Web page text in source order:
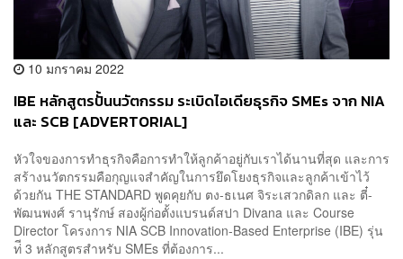
10 มกราคม 2022
IBE หลักสูตรปั้นนวัตกรรม ระเบิดไอเดียธุรกิจ SMEs จาก NIA
และ SCB [ADVERTORIAL]
หัวใจของการทำธุรกิจคือการทำให้ลูกค้าอยู่กับเราได้นานที่สุด และการ
สร้างนวัตกรรมคือกุญแจสำคัญในการยึดโยงธุรกิจและลูกค้าเข้าไว้
ด้วยกัน THE STANDARD พูดคุยกับ ตง-ธเนศ จิระเสวกดิลก และ ตี๋-
พัฒนพงศ์ รานุรักษ์ สองผู้ก่อตั้งแบรนด์สปา Divana และ Course
Director โครงการ NIA SCB Innovation-Based Enterprise (IBE) รุ่น
ท่ี 3 หลักสูตรสำหรับ SMEs ที่ต้องการ...